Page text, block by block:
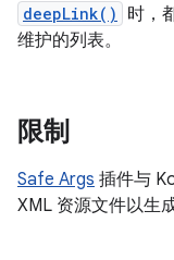
deepLink()
时，
维护的列表。
限制
Safe Args 插件与
XML 资源文件以生